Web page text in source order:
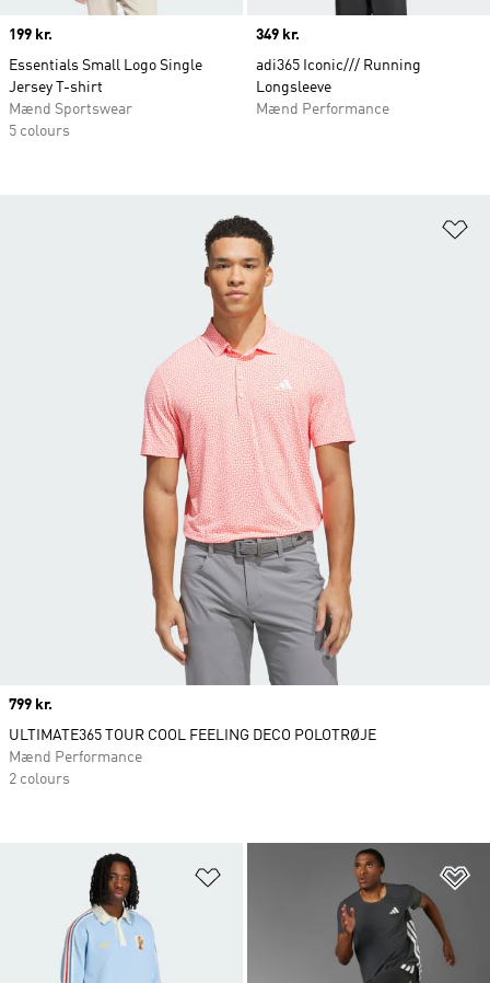
Price
199 kr.
Essentials Small Logo Single
Jersey T-shirt
Mænd Sportswear
5 colours
Price
349 kr.
adi365 Iconic/// Running
Longsleeve
Mænd Performance
Price
799 kr.
ULTIMATE365 TOUR COOL FEELING DECO POLOTRØJE
Mænd Performance
2 colours